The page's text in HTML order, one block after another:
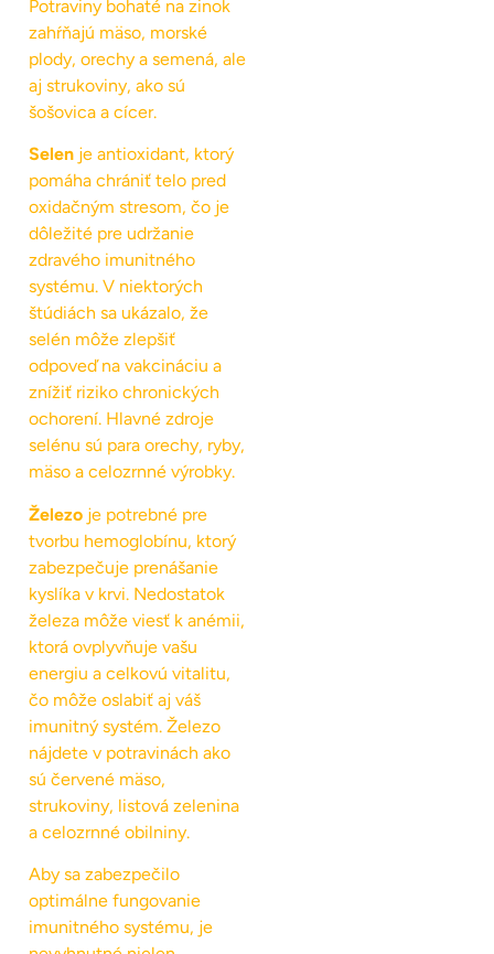
Potraviny bohaté na zinok
zahŕňajú mäso, morské
plody, orechy a semená, ale
aj strukoviny, ako sú
šošovica a cícer.
Selen je antioxidant, ktorý
pomáha chrániť telo pred
oxidačným stresom, čo je
dôležité pre udržanie
zdravého imunitného
systému. V niektorých
štúdiách sa ukázalo, že
selén môže zlepšiť
odpoveď na vakcináciu a
znížiť riziko chronických
ochorení. Hlavné zdroje
selénu sú para orechy, ryby,
mäso a celozrnné výrobky.
Železo je potrebné pre
tvorbu hemoglobínu, ktorý
zabezpečuje prenášanie
kyslíka v krvi. Nedostatok
železa môže viesť k anémii,
ktorá ovplyvňuje vašu
energiu a celkovú vitalitu,
čo môže oslabiť aj váš
imunitný systém. Železo
nájdete v potravinách ako
sú červené mäso,
strukoviny, listová zelenina
a celozrnné obilniny.
Aby sa zabezpečilo
optimálne fungovanie
imunitného systému, je